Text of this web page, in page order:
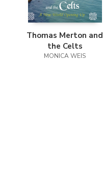
Thomas Merton and
the Celts
MONICA WEIS